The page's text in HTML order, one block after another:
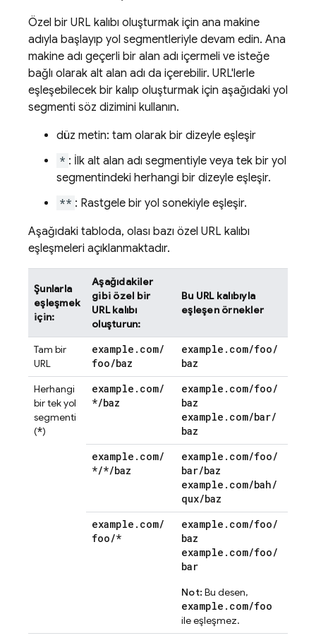
Özel bir URL kalıbı oluşturmak için ana makine
adıyla başlayıp yol segmentleriyle devam edin. Ana
makine adı geçerli bir alan adı içermeli ve isteğe
bağlı olarak alt alan adı da içerebilir. URL'lerle
eşleşebilecek bir kalıp oluşturmak için aşağıdaki yol
segmenti söz dizimini kullanın.
düz metin: tam olarak bir dizeyle eşleşir
* : İlk alt alan adı segmentiyle veya tek bir yol
segmentindeki herhangi bir dizeyle eşleşir.
** : Rastgele bir yol sonekiyle eşleşir.
Aşağıdaki tabloda, olası bazı özel URL kalıbı
eşleşmeleri açıklanmaktadır.
Şunlarla
eşleşmek
için:
Aşağıdakiler
gibi özel bir
URL kalıbı
oluşturun:
Bu URL kalıbıyla
eşleşen örnekler
Tam bir
URL
example . com/
foo/baz
example . com/foo/
baz
Herhangi
bir tek yol
segmenti
(*)
example . com/
*/baz
example . com/foo/
baz
example . com/bar/
baz
example . com/
*/*/baz
example . com/foo/
bar/baz
example . com/bah/
qux/baz
example . com/
foo/*
example . com/foo/
baz
example . com/foo/
bar
Not: Bu desen,
example.com/foo
ile eşleşmez.